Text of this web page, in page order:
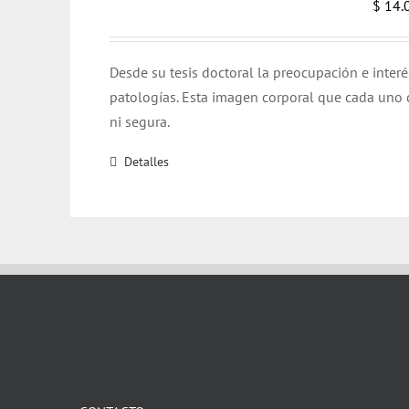
$
Desde su tesis doctoral la preocupación e
patologías. Esta imagen corporal que cada
ni segura.
Detalles